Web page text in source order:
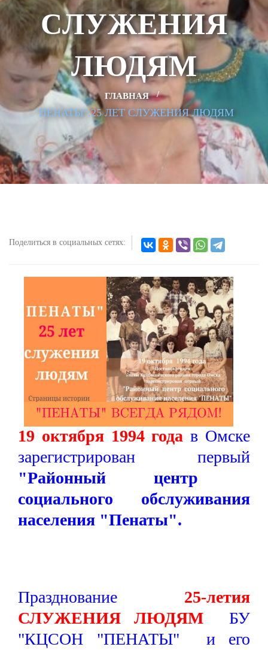
СЛУЖЕНИЯ
ЛЮДЯМ
ГЛАВНАЯ
"ПЕНАТЫ":25 ЛЕТ СЛУЖЕНИЯ ЛЮДЯМ
Поделиться в социальных сетях:
19 октября 1994 года в Омске
зарегистрирован первый
"Районный центр
социального обслуживания
населения "Пенаты".
Празднование 25-летия
СЛУЖЕНИЯ ЛЮДЯМ
БУ
"КЦСОН "ПЕНАТЫ" и его